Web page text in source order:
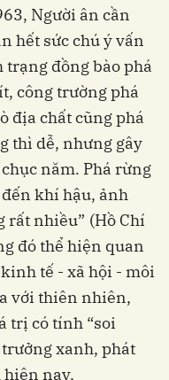
Người ân cần
hết sức chú ý vấn
trạng đồng bào phá
công trường phá
địa chất cũng phá
thì dễ, nhưng gây
năm. Phá rừng
khí hậu, ảnh
rất nhiều” (Hồ Chí
đó thể hiện quan
tế - xã hội - môi
với thiên nhiên,
trị có tính “soi
xanh, phát
nay.